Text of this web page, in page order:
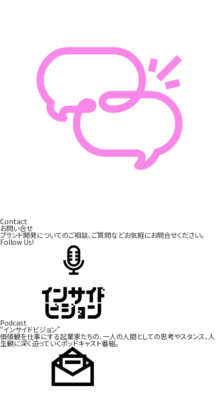
Contact
お問い合せ
ブランド開発についてのご相談、ご質問などお気軽にお問合せください。
Follow Us!
Podcast
“インサイドビジョン”
価値観を仕事にする起業家たちの、一人の人間としての思考やスタンス、人
生観に深く迫っていくポッドキャスト番組。